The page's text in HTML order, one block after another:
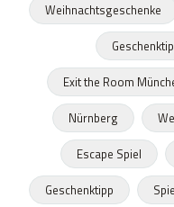
Weihnachtsgeschenke
Exit the Room
Nürnberg
Escape Spiel
Geschenktipp